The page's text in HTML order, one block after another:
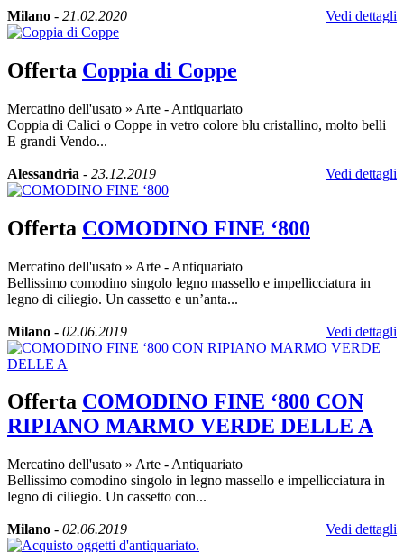
Milano - 21.02.2020 Vedi dettagli
Offerta Coppia di Coppe
Mercatino dell'usato » Arte - Antiquariato
Coppia di Calici o Coppe in vetro colore blu cristallino, molto belli
E grandi Vendo...
Alessandria - 23.12.2019 Vedi dettagli
Offerta COMODINO FINE ‘800
Mercatino dell'usato » Arte - Antiquariato
Bellissimo comodino singolo legno massello e impellicciatura in
legno di ciliegio. Un cassetto e un’anta...
Milano - 02.06.2019 Vedi dettagli
Offerta COMODINO FINE ‘800 CON
RIPIANO MARMO VERDE DELLE A
Mercatino dell'usato » Arte - Antiquariato
Bellissimo comodino singolo in legno massello e impellicciatura in
legno di ciliegio. Un cassetto con...
Milano - 02.06.2019 Vedi dettagli